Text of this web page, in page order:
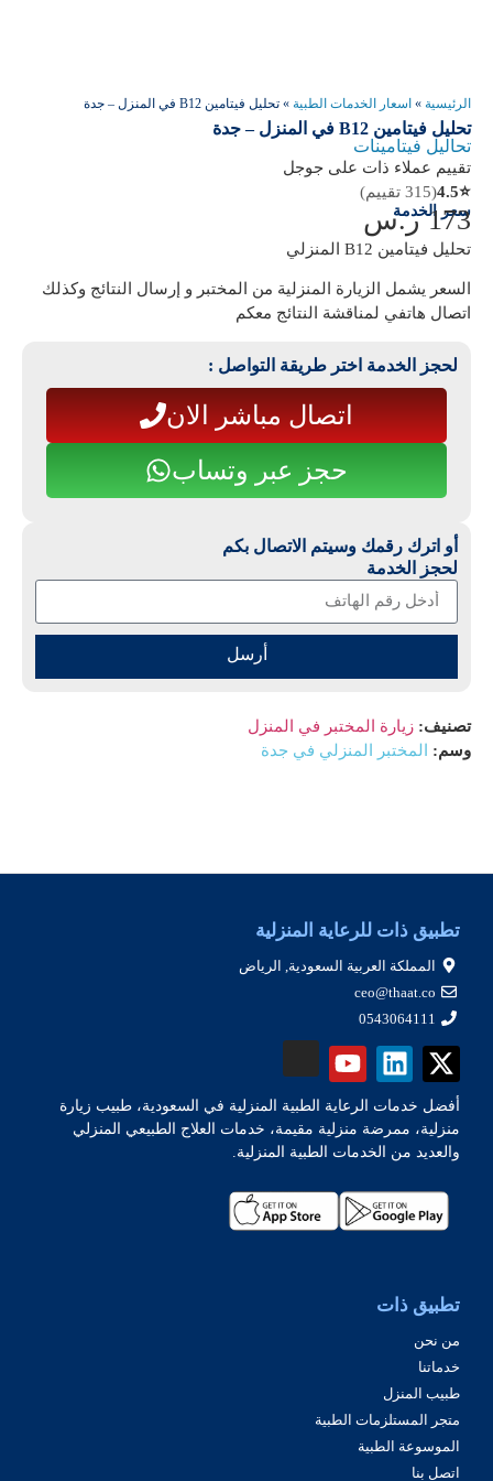
الرئيسية » اسعار الخدمات الطبية » تحليل فيتامين B12 في المنزل – جدة
تحليل فيتامين B12 في المنزل – جدة
تحاليل فيتامينات
تقييم عملاء ذات على جوجل
⭐
4.5(315 تقييم)
سعر الخدمة
173 ر.س
تحليل فيتامين B12 المنزلي
السعر يشمل الزيارة المنزلية من المختبر و إرسال النتائج وكذلك
اتصال هاتفي لمناقشة النتائج معكم
لحجز الخدمة اختر طريقة التواصل :
اتصال مباشر الان
حجز عبر وتساب
أو اترك رقمك وسيتم الاتصال بكم
لحجز الخدمة
أرسل
تصنيف: زيارة المختبر في المنزل
وسم:
المختبر المنزلي في جدة
تطبيق ذات للرعاية المنزلية
المملكة العربية السعودية, الرياض
ceo@thaat.co
0543064111
أفضل خدمات الرعاية الطبية المنزلية في السعودية، طبيب زيارة
منزلية، ممرضة منزلية مقيمة، خدمات العلاج الطبيعي المنزلي
والعديد من الخدمات الطبية المنزلية.
تطبيق ذات
من نحن
خدماتنا
طبيب المنزل
متجر المستلزمات الطبية
الموسوعة الطبية
اتصل بنا